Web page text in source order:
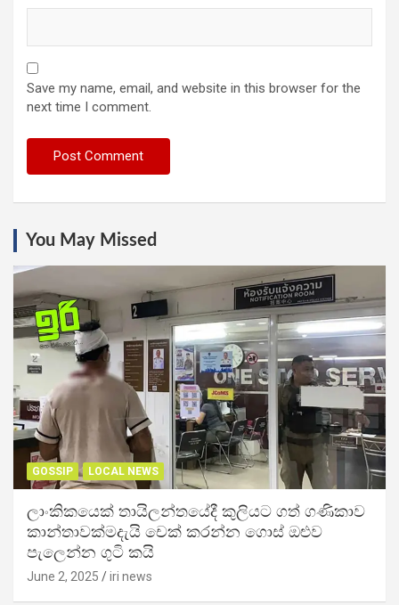
Save my name, email, and website in this browser for the
next time I comment.
You May Missed
GOSSIP LOCAL NEWS
ලාංකිකයෙක් තායිලන්තයේදී කුලියට ගත් ගණිකාව
කාන්තාවක්මදැයි චෙක් කරන්න ගොස් ඔළුව
පැලෙන්න ගුටි කයි
June 2, 2025 iri news